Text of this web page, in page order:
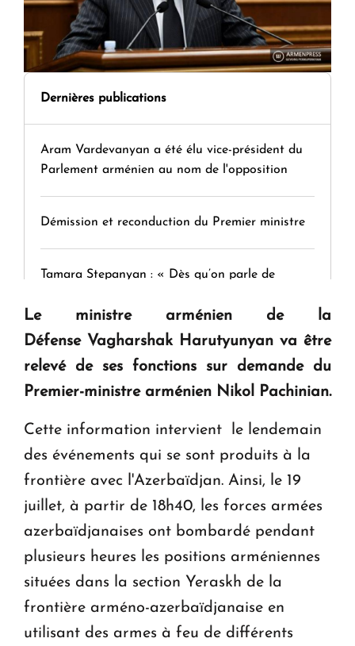
Dernières publications
Aram Vardevanyan a été élu vice-président du
Parlement arménien au nom de l'opposition
Démission et reconduction du Premier ministre
Tamara Stepanyan : « Dès qu’on parle de
" Tant qu'il n'existe pas d'alternative concrète, la
question d'un référendum ne se pose pas. "
KASA : 30 ans d'audace, de résilience et d'avenir
en Arménie
Le ministre arménien de la
Défense Vagharshak Harutyunyan va être
relevé de ses fonctions sur demande du
Premier-ministre arménien Nikol Pachinian.
Cette information intervient le lendemain
des événements qui se sont produits à la
frontière avec l'Azerbaïdjan. Ainsi, le 19
juillet, à partir de 18h40, les forces armées
azerbaïdjanaises ont bombardé pendant
plusieurs heures les positions arméniennes
situées dans la section Yeraskh de la
frontière arméno-azerbaïdjanaise en
utilisant des armes à feu de différents